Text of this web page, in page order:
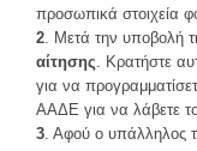
προσωπικά στοιχεία
2. Μετά την υποβολή
αίτησης. Κρατήστε
για να
ΑΑΔΕ για να λάβετε
3. Αφού ο υπάλληλος